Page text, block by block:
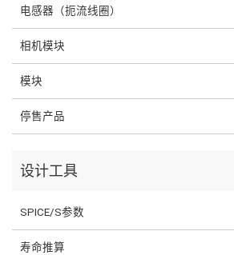
电感器（扼流线圈）
相机模块
模块
停售产品
设计工具
SPICE/S参数
寿命推算